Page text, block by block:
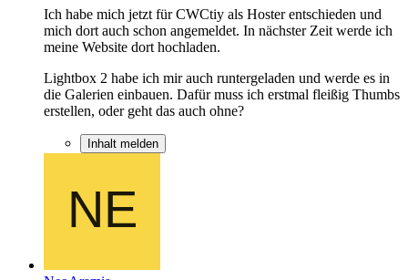
Ich habe mich jetzt für CWCtiy als Hoster entschieden und
mich dort auch schon angemeldet. In nächster Zeit werde ich
meine Website dort hochladen.
Lightbox 2 habe ich mir auch runtergeladen und werde es in
die Galerien einbauen. Dafür muss ich erstmal fleißig Thumbs
erstellen, oder geht das auch ohne?
Inhalt melden